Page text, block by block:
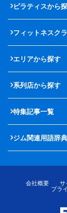
ピラティスから
フィットネスク
エリアから探す
系列店から探す
特集記事一覧
ジム関連用語辞典
会社概要 サ
プラ